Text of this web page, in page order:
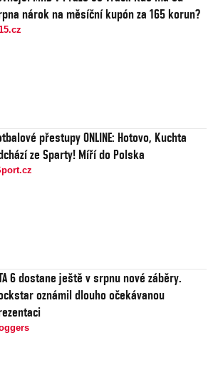
nárok na měsíční kupón za 165 korun?
přestupy ONLINE: Hotovo, Kuchta
ze Sparty! Míří do Polska
6 dostane ještě v srpnu nové záběry.
oznámil dlouho očekávanou